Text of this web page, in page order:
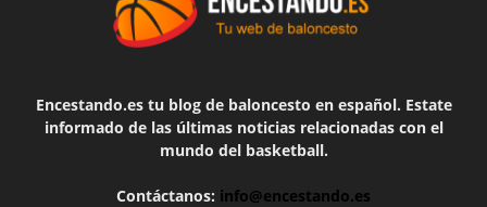
Encestando.es tu blog de baloncesto en español. Estate
informado de las últimas noticias relacionadas con el
mundo del basketball.
Contáctanos: info@encestando.es